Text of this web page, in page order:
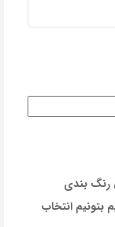
رنگ بندی
بتونیم انتخاب